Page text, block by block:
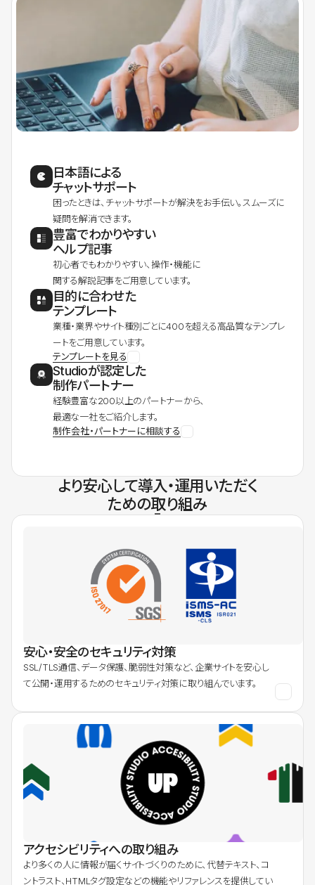
日本語による
チャットサポート
困ったときは、チャットサポートが解決をお手伝い。スムーズに
疑問を解消できます。
豊富でわかりやすい
ヘルプ記事
初心者でもわかりやすい、操作・機能に
関する解説記事をご用意しています。
目的に合わせた
テンプレート
業種・業界やサイト種別ごとに400を超える高品質なテンプレ
ートをご用意しています。
テンプレートを見る
Studioが認定した
制作パートナー
経験豊富な200以上のパートナーから、
最適な一社をご紹介します。
制作会社・パートナーに相談する
より安心して導入・運用いただく
ための取り組み
安心・安全のセキュリティ対策
SSL/TLS通信、データ保護、脆弱性対策など、企業サイトを安心し
て公開・運用するためのセキュリティ対策に取り組んでいます。
アクセシビリティへの取り組み
より多くの人に情報が届くサイトづくりのために、代替テキスト、コ
ントラスト、HTMLタグ設定などの機能やリファレンスを提供してい